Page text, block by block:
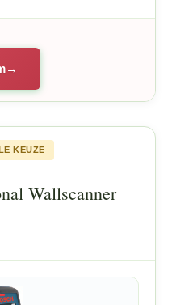
KEUZE
Wallscanner